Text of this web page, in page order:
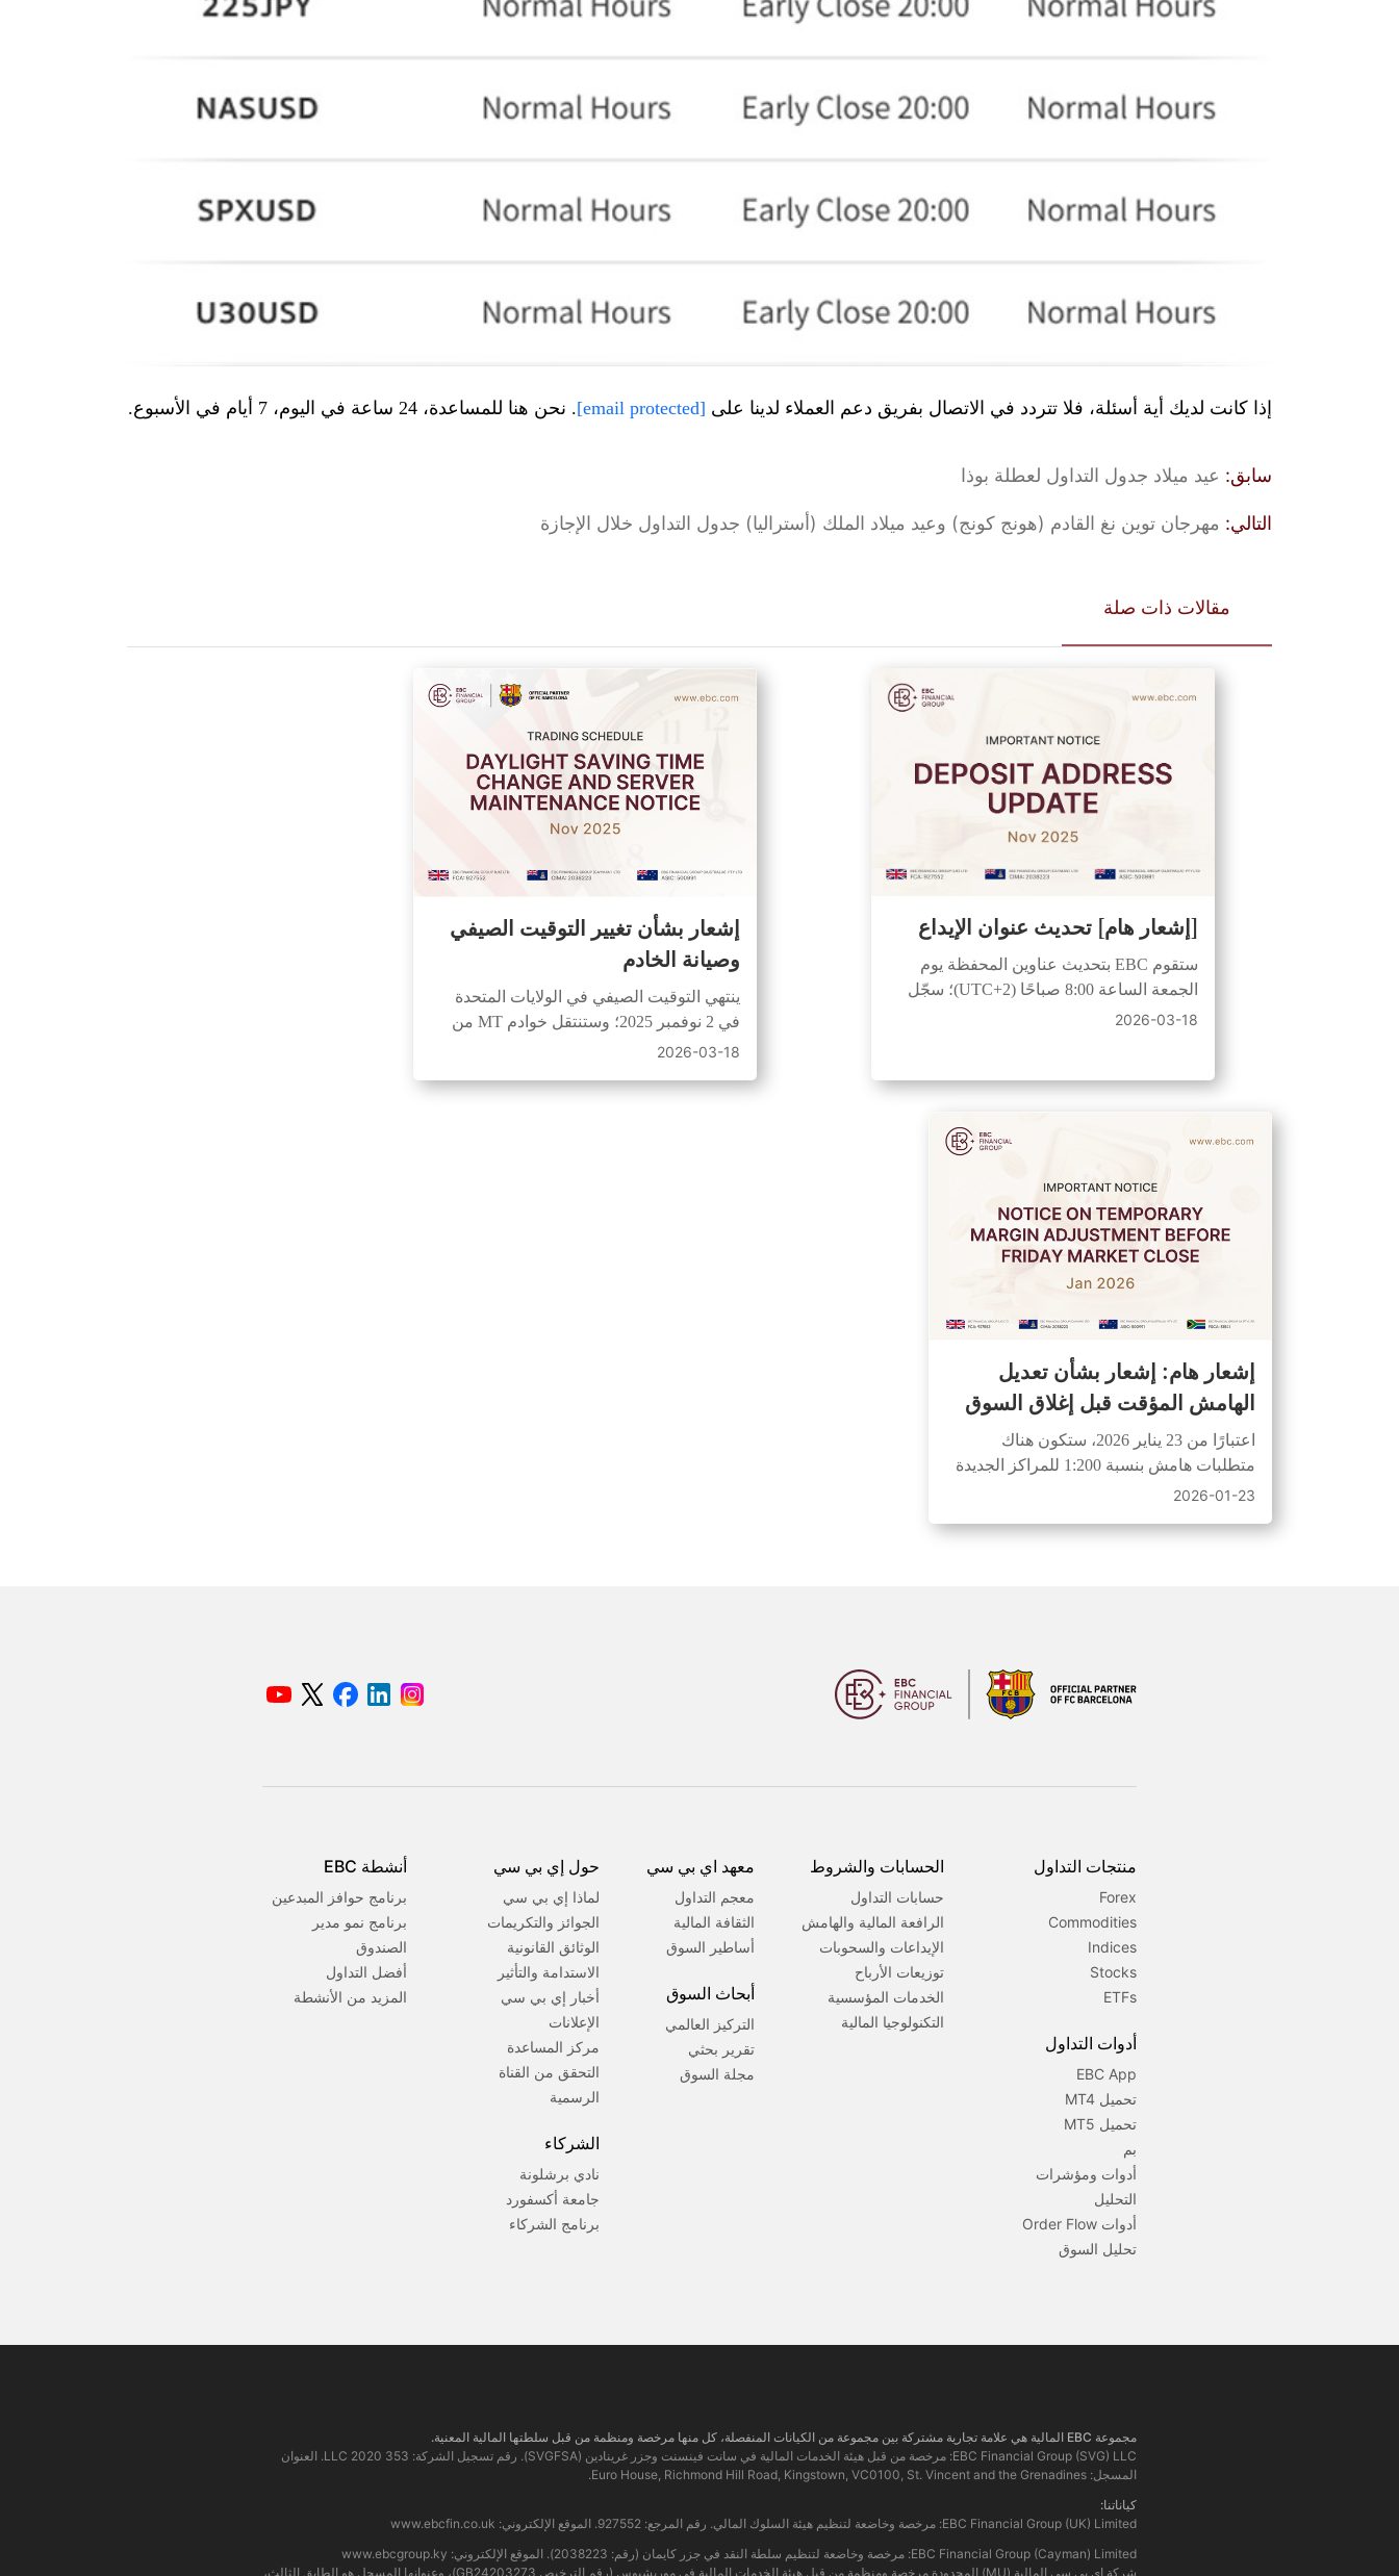
إذا كانت لديك أية أسئلة، فلا تتردد في الاتصال بفريق دعم العملاء لدينا على [email protected] . نحن هنا للمساعدة، 24 ساعة في اليوم، 7 أيام في الأسبوع.
سابق: عيد ميلاد جدول التداول لعطلة بوذا
التالي: مهرجان توين نغ القادم (هونج كونج) وعيد ميلاد الملك (أستراليا) جدول التداول خلال الإجازة
مقالات ذات صلة
[إشعار هام] تحديث عنوان الإيداع
ستقوم EBC بتحديث عناوين المحفظة يوم
الجمعة الساعة 8:00 صباحًا (UTC+2)؛ سجّل
الدخول للحصول على عنوان جديد. ستبقى
2026-03-18
إشعار بشأن تغيير التوقيت الصيفي
وصيانة الخادم
ينتهي التوقيت الصيفي في الولايات المتحدة
في 2 نوفمبر 2025؛ وستنتقل خوادم MT من
2026-03-18
إشعار هام: إشعار بشأن تعديل
الهامش المؤقت قبل إغلاق السوق
يوم الجمعة
اعتبارًا من 23 يناير 2026، ستكون هناك
متطلبات هامش بنسبة 1:200 للمراكز الجديدة
2026-01-23
منتجات التداول
Forex
Commodities
Indices
Stocks
ETFs
أدوات التداول
EBC App
تحميل MT4
تحميل MT5
بم
أدوات ومؤشرات
التحليل
أدوات Order Flow
تحليل السوق
الحسابات والشروط
حسابات التداول
الرافعة المالية والهامش
الإيداعات والسحوبات
توزيعات الأرباح
الخدمات المؤسسية
التكنولوجيا المالية
معهد اي بي سي
معجم التداول
الثقافة المالية
أساطير السوق
أبحاث السوق
التركيز العالمي
تقرير بحثي
مجلة السوق
حول إي بي سي
لماذا إي بي سي
الجوائز والتكريمات
الوثائق القانونية
الاستدامة والتأثير
أخبار إي بي سي
الإعلانات
مركز المساعدة
التحقق من القناة
الرسمية
الشركاء
نادي برشلونة
جامعة أكسفورد
برنامج الشركاء
أنشطة EBC
برنامج حوافز المبدعين
برنامج نمو مدير
الصندوق
أفضل التداول
المزيد من الأنشطة
مجموعة EBC المالية هي علامة تجارية مشتركة بين مجموعة من الكيانات المنفصلة، ​​كل منها مرخصة ومنظمة من قبل سلطتها المالية المعنية.
EBC Financial Group (SVG) LLC: مرخصة من قبل هيئة الخدمات المالية في سانت فينسنت وجزر غرينادين (SVGFSA). رقم تسجيل الشركة: 353 LLC 2020. العنوان
المسجل: Euro House, Richmond Hill Road, Kingstown, VC0100, St. Vincent and the Grenadines.
كياناتنا:
EBC Financial Group (UK) Limited: مرخصة وخاضعة لتنظيم هيئة السلوك المالي. رقم المرجع: 927552. الموقع الإلكتروني:
www.ebcfin.co.uk
EBC Financial Group (Cayman) Limited: مرخصة وخاضعة لتنظيم سلطة النقد في جزر كايمان (رقم: 2038223). الموقع الإلكتروني:
www.ebcgroup.ky
شركة إي بي سي المالية (MU) المحدودة مرخصة ومنظمة من قبل هيئة الخدمات المالية في موريشيوس (رقم الترخيص GB24203273)، وعنوانها المسجل هو الطابق الثالث،